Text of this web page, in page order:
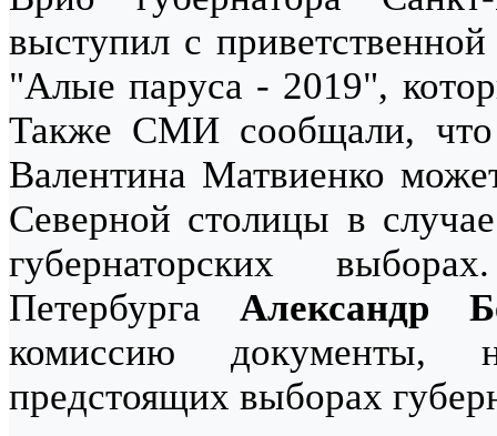
выступил с
"Алые паруса - 2019",
Также СМИ сообщали, что
Валентина Матвиенко
Северной столицы в
губернаторских
ПетербургаАлександр
комиссию документы,
предстоящих выборах